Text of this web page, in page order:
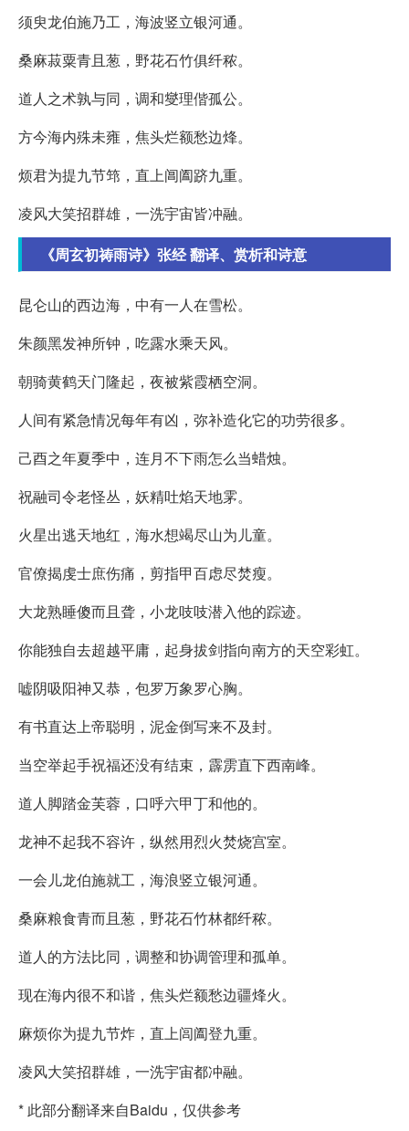
须臾龙伯施乃工，海波竖立银河通。
桑麻菽粟青且葱，野花石竹俱纤秾。
道人之术孰与同，调和燮理偕孤公。
方今海内殊未雍，焦头烂额愁边烽。
烦君为提九节筇，直上阊阖跻九重。
凌风大笑招群雄，一洗宇宙皆冲融。
《周玄初祷雨诗》张经 翻译、赏析和诗意
昆仑山的西边海，中有一人在雪松。
朱颜黑发神所钟，吃露水乘天风。
朝骑黄鹤天门隆起，夜被紫霞栖空洞。
人间有紧急情况每年有凶，弥补造化它的功劳很多。
己酉之年夏季中，连月不下雨怎么当蜡烛。
祝融司令老怪丛，妖精吐焰天地雺。
火星出逃天地红，海水想竭尽山为儿童。
官僚揭虔士庶伤痛，剪指甲百虑尽焚瘦。
大龙熟睡傻而且聋，小龙吱吱潜入他的踪迹。
你能独自去超越平庸，起身拔剑指向南方的天空彩虹。
嘘阴吸阳神又恭，包罗万象罗心胸。
有书直达上帝聪明，泥金倒写来不及封。
当空举起手祝福还没有结束，霹雳直下西南峰。
道人脚踏金芙蓉，口呼六甲丁和他的。
龙神不起我不容许，纵然用烈火焚烧宫室。
一会儿龙伯施就工，海浪竖立银河通。
桑麻粮食青而且葱，野花石竹林都纤秾。
道人的方法比同，调整和协调管理和孤单。
现在海内很不和谐，焦头烂额愁边疆烽火。
麻烦你为提九节炸，直上闾阖登九重。
凌风大笑招群雄，一洗宇宙都冲融。
* 此部分翻译来自Baidu，仅供参考